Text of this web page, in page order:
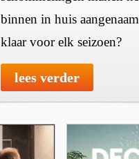
binnen in huis
klaar voor elk seizoen?
lees verder